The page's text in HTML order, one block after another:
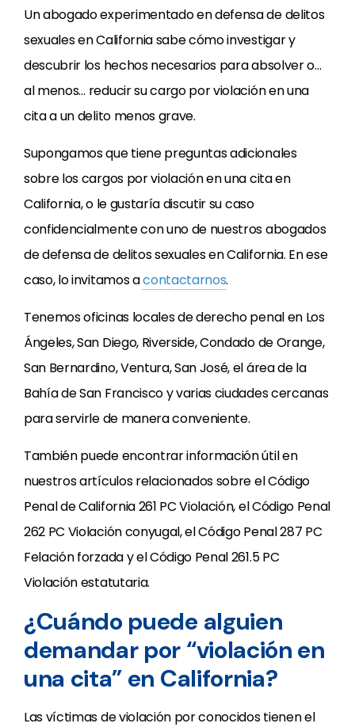
Un abogado experimentado en defensa de delitos
sexuales en California sabe cómo investigar y
descubrir los hechos necesarios para absolver o…
al menos… reducir su cargo por violación en una
cita a un delito menos grave.
Supongamos que tiene preguntas adicionales
sobre los cargos por violación en una cita en
California, o le gustaría discutir su caso
confidencialmente con uno de nuestros abogados
de defensa de delitos sexuales en California. En ese
caso, lo invitamos acontactarnos.
Tenemos oficinas locales de derecho penal en Los
Ángeles, San Diego, Riverside, Condado de Orange,
San Bernardino, Ventura, San José, el área de la
Bahía de San Francisco y varias ciudades cercanas
para servirle de manera conveniente.
También puede encontrar información útil en
nuestros artículos relacionados sobre el Código
Penal de California 261 PC Violación, el Código Penal
262 PC Violación conyugal, el Código Penal 287 PC
Felación forzada y el Código Penal 261.5 PC
Violación estatutaria.
¿Cuándo puede alguien
demandar por “violación en
una cita” en California?
Las víctimas de violación por conocidos tienen el